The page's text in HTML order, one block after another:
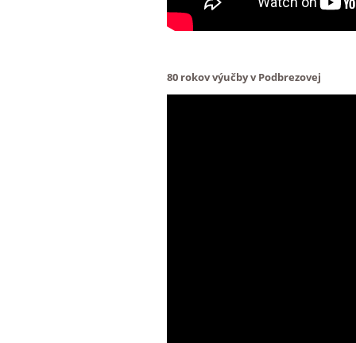
80 rokov výučby v Podbrezovej